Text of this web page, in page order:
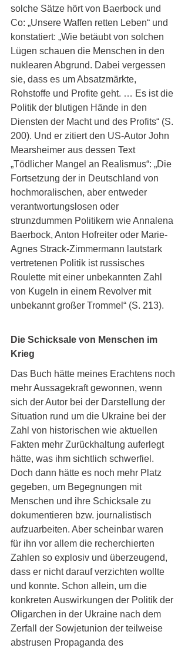
solche Sätze hört von Baerbock und
Co: „Unsere Waffen retten Leben“ und
konstatiert: „Wie betäubt von solchen
Lügen schauen die Menschen in den
nuklearen Abgrund. Dabei vergessen
sie, dass es um Absatzmärkte,
Rohstoffe und Profite geht. … Es ist die
Politik der blutigen Hände in den
Diensten der Macht und des Profits“ (S.
200). Und er zitiert den US-Autor John
Mearsheimer aus dessen Text
„Tödlicher Mangel an Realismus“: „Die
Fortsetzung der in Deutschland von
hochmoralischen, aber entweder
verantwortungslosen oder
strunzdummen Politikern wie Annalena
Baerbock, Anton Hofreiter oder Marie-
Agnes Strack-Zimmermann lautstark
vertretenen Politik ist russisches
Roulette mit einer unbekannten Zahl
von Kugeln in einem Revolver mit
unbekannt großer Trommel“ (S. 213).
Die Schicksale von Menschen im
Krieg
Das Buch hätte meines Erachtens noch
mehr Aussagekraft gewonnen, wenn
sich der Autor bei der Darstellung der
Situation rund um die Ukraine bei der
Zahl von historischen wie aktuellen
Fakten mehr Zurückhaltung auferlegt
hätte, was ihm sichtlich schwerfiel.
Doch dann hätte es noch mehr Platz
gegeben, um Begegnungen mit
Menschen und ihre Schicksale zu
dokumentieren bzw. journalistisch
aufzuarbeiten. Aber scheinbar waren
für ihn vor allem die recherchierten
Zahlen so explosiv und überzeugend,
dass er nicht darauf verzichten wollte
und konnte. Schon allein, um die
konkreten Auswirkungen der Politik der
Oligarchen in der Ukraine nach dem
Zerfall der Sowjetunion der teilweise
abstrusen Propaganda des